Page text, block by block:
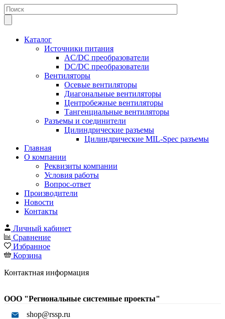
Каталог
Источники питания
AC/DC преобразователи
DC/DC преобразователи
Вентиляторы
Осевые вентиляторы
Диагональные вентиляторы
Центробежные вентиляторы
Тангенциальные вентиляторы
Разъемы и соединители
Цилиндрические разъемы
Цилиндрические MIL-Spec разъемы
Главная
О компании
Реквизиты компании
Условия работы
Вопрос-ответ
Производители
Новости
Контакты
Личный кабинет
Сравнение
Избранное
Корзина
Контактная информация
ООО "Региональные системные проекты"
shop@rssp.ru